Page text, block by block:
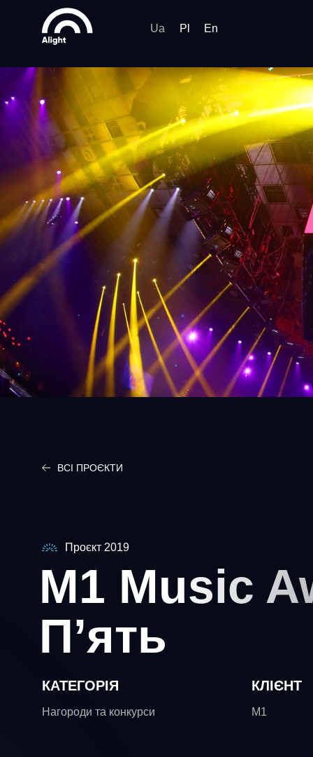
En
Ua Pl
ВСІ ПРОЄКТИ
Проєкт 2019
КАТЕГОРІЯ КЛІЄНТ
Нагороди та конкурси M1
M1 Music
П’ять